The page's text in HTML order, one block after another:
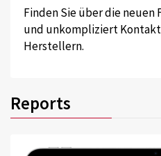
Finden Sie über die
und unkompliziert
Herstellern.
Reports